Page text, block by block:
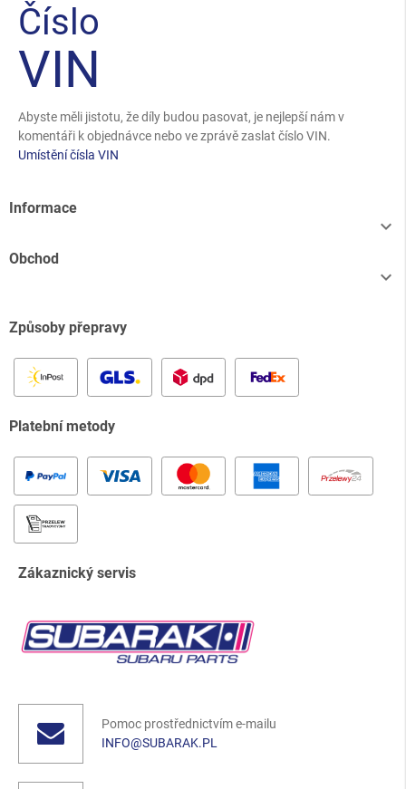
Číslo
VIN
Abyste měli jistotu, že díly budou pasovat, je nejlepší nám v
komentáři k objednávce nebo ve zprávě zaslat číslo VIN.
Umístění čísla VIN
Informace

Obchod

Způsoby přepravy
Platební metody
Zákaznický servis
Pomoc prostřednictvím e-mailu
INFO@SUBARAK.PL